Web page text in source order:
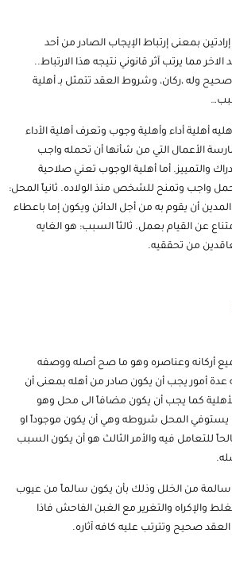
بمعنى إرتباط الإيجاب الصادر من أحد
مما يرتب آثر قانوني نتيجه هذا الارتباط..
وله ،ركان، وشروط العقد تتمثل بـ أهلية
أهلية أداء وأهلية وجوب وتعرف أهلية الأداء
الأعمال التي من شأنها أن تحمله واجب
والتمييز. أما أهلية الوجوب تعني صلاحية
واجب وتمنح للشخص منذ الولاده. ثانياً المحل:
أن يقوم به من أجل الدائن ويكون إما باعطاء
عن القيام بعمل. ثالثاً السبب: هو الغايه
من تحققيه.
أركانه وعناصره وهو ما صح أصله ووصفه
عدة أمور يجب أن يكون صادر من أهله بمعنى أن
كما يجب أن يكون مضافاً الى محل وهو
يستوفي المحل شروطه وهي أن يكون موجوداً او
للتعامل فيه والأمر الثالث هو أن يكون السبب
من الخلل وذلك بأن يكون سالماً من عيوب
والإكراه والتغرير مع الغبن الفاحش فاذا
صحيح وتترتب عليه كافه آثاره.